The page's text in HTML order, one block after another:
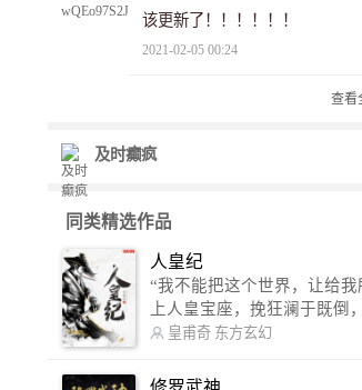
该更新了！！！！！！
2021-02-05 00:24
查看
及时癫疯
同类精选作品
人皇纪
“我不能把这个世界，让给我所鄙视的人！” 所
上人皇宝座，挽狂澜于既倒
信公众号：皇甫奇 （微信号：huangfuqi1985
皇甫奇 东方玄幻